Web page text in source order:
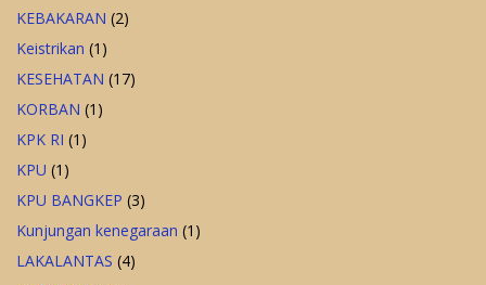
KEBAKARAN (2)
Keistrikan (1)
KESEHATAN (17)
KORBAN (1)
KPK RI (1)
KPU (1)
KPU BANGKEP (3)
Kunjungan kenegaraan (1)
LAKALANTAS (4)